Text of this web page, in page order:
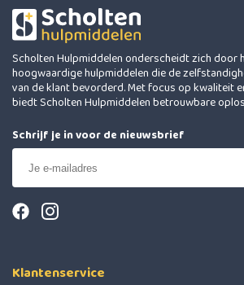
Scholten Hulpmiddelen onderscheidt zich door
hoogwaardige hulpmiddelen die de
van de klant bevorderd. Met focus op kwaliteit
biedt Scholten Hulpmiddelen betrouwbare
Schrijf je in voor de nieuwsbrief
Klantenservice